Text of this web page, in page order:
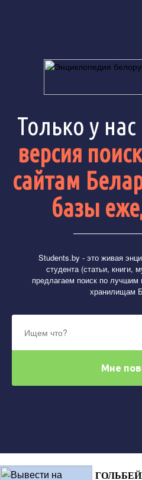
Только у нас
версия
сайтам
базы
Students.by - это живая
студента (статьи,
предлагаем поиск по
хранилищам